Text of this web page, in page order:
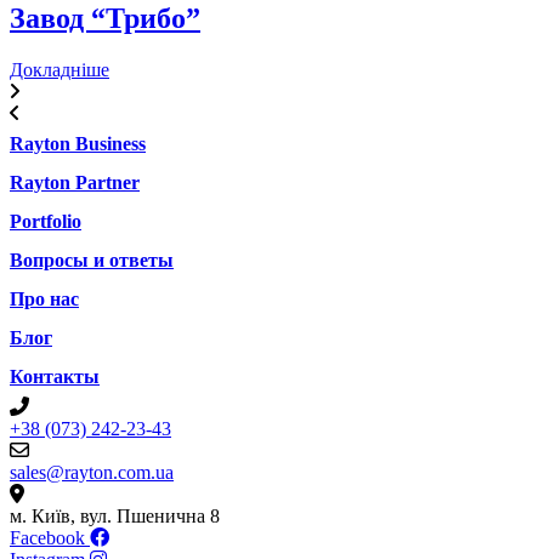
Завод “Трибо”
Докладніше
Rayton Business
Rayton Partner
Portfolio
Вопросы и ответы
Про нас
Блог
Контакты
+38 (073) 242-23-43
sales@rayton.com.ua
м. Київ, вул. Пшенична 8
Facebook